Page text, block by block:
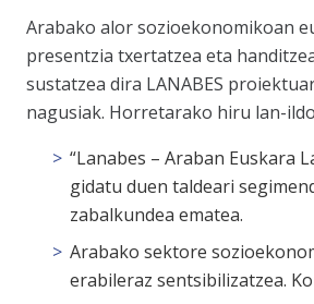
Arabako alor sozioekonomikoan
presentzia txertatzea eta
sustatzea dira LANABES
nagusiak. Horretarako hiru lan-
“Lanabes – Araban Euskara
gidatu duen taldeari
zabalkundea ematea.
Arabako sektore
erabileraz sentsibilizatzea.